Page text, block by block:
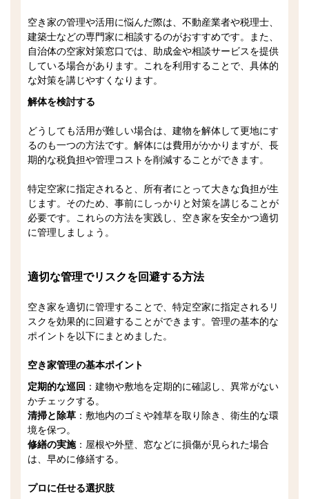
空き家の管理や活用に悩んだ際は、不動産業者や税理士、
建築士などの専門家に相談するのがおすすめです。また、
自治体の空家対策窓口では、助成金や相談サービスを提供
している場合があります。これを利用することで、具体的
な対策を講じやすくなります。
解体を検討する
どうしても活用が難しい場合は、建物を解体して更地にす
るのも一つの方法です。解体には費用がかかりますが、長
期的な税負担や管理コストを削減することができます。
特定空家に指定されると、所有者にとって大きな負担が生
じます。そのため、事前にしっかりと対策を講じることが
必要です。これらの方法を実践し、空き家を安全かつ適切
に管理しましょう。
適切な管理でリスクを回避する方法
空き家を適切に管理することで、特定空家に指定されるリ
スクを効果的に回避することができます。管理の基本的な
ポイントを以下にまとめました。
空き家管理の基本ポイント
定期的な巡回 ：建物や敷地を定期的に確認し、異常がない
かチェックする。
清掃と除草 ：敷地内のゴミや雑草を取り除き、衛生的な環
境を保つ。
修繕の実施：屋根や外壁、窓などに損傷が見られた場合
は、早めに修繕する。
プロに任せる選択肢